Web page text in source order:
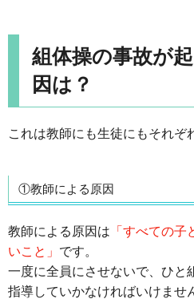
組体操の事故が
因は？
これは教師にも生徒にもそれぞ
①教師による原因
教師による原因は 「すべての
いこと」 です。
一度に全員にさせないで、ひと
指導していかなければいけませ